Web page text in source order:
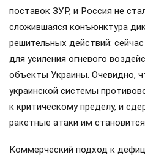
поставок ЗУР, и Россия не
сложившаяся конъюнктура
решительных действий:
для усиления огневого
объекты Украины. Очевидно,
украинской системы
к критическому пределу, и
ракетные атаки им
Коммерческий подход к